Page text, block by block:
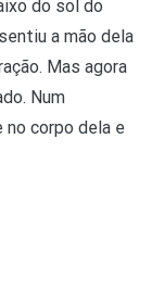
do sol do
a mão dela
Mas agora
Num
corpo dela e